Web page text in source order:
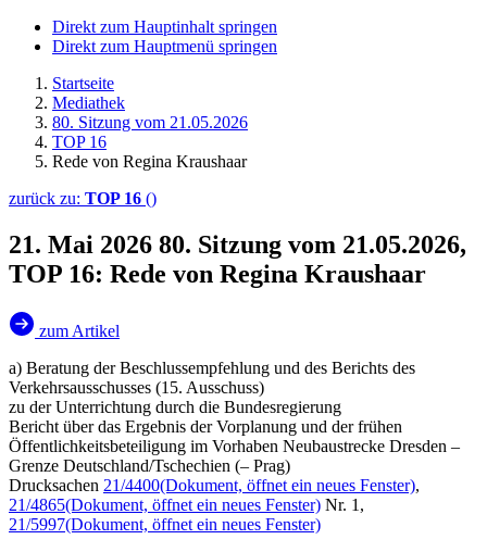
Direkt zum Hauptinhalt springen
Direkt zum Hauptmenü springen
Startseite
Mediathek
80. Sitzung vom 21.05.2026
TOP 16
Rede von Regina Kraushaar
zurück zu: TOP 16 ()
21. Mai 2026 80. Sitzung vom 21.05.2026,
TOP 16: Rede von Regina Kraushaar
zum Artikel
a) Beratung der Beschlussempfehlung und des Berichts des
Verkehrsausschusses (15. Ausschuss)
zu der Unterrichtung durch die Bundesregierung
Bericht über das Ergebnis der Vorplanung und der frühen
Öffentlichkeitsbeteiligung im Vorhaben Neubaustrecke Dresden –
Grenze Deutschland/Tschechien (– Prag)
Drucksachen 21/4400(Dokument, öffnet ein neues Fenster),
21/4865(Dokument, öffnet ein neues Fenster) Nr. 1,
21/5997(Dokument, öffnet ein neues Fenster)